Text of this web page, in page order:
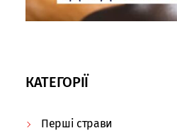
КАТЕГОРІЇ
Перші страви